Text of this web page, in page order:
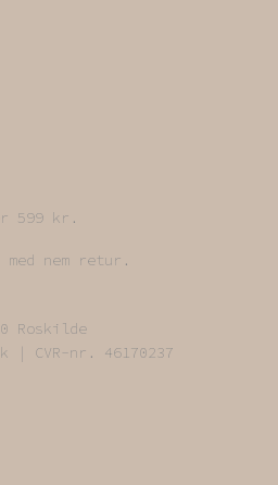
599 kr.
nem retur.
Roskilde
CVR-nr. 46170237